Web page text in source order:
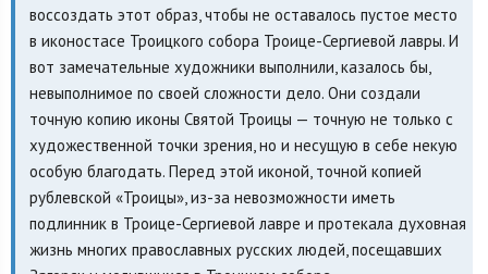
воссоздать этот образ, чтобы не оставалось пустое место
в иконостасе Троицкого собора Троице-Сергиевой лавры. И
вот замечательные художники выполнили, казалось бы,
невыполнимое по своей сложности дело. Они создали
точную копию иконы Святой Троицы — точную не только с
художественной точки зрения, но и несущую в себе некую
особую благодать. Перед этой иконой, точной копией
рублевской «Троицы», из-за невозможности иметь
подлинник в Троице-Сергиевой лавре и протекала духовная
жизнь многих православных русских людей, посещавших